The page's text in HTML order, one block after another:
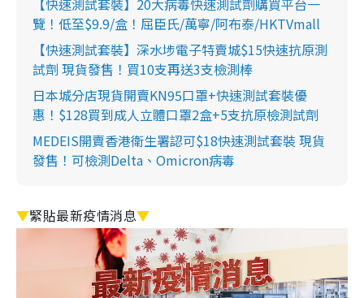
【快速測試套裝】20大病毒快速測試劑購買平台一
覽！低至$9.9/盒！屈臣氏/萬寧/阿布泰/HKTVmall
【快速測試套裝】深水埗電子特賣城$15快速抗原測
試劑 現貨發售！買10支再送3支檢測棒
日本城分店現貨開賣KN95口罩+快速測試套裝優
惠！$128買到成人立體口罩2盒+5支抗原檢測試劑
MEDEIS開賣香港衛生署認可$18快速測試套裝 現貨
發售！可檢測Delta、Omicron病毒
▼緊貼最新疫情消息▼